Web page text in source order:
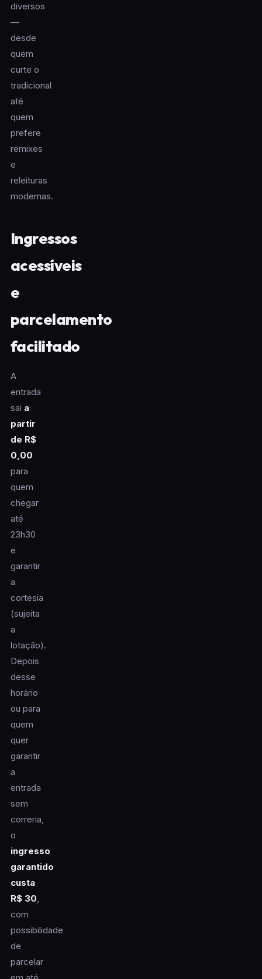
diversos
—
desde
quem
curte o
tradicional
até
quem
prefere
remixes
e
releituras
modernas.
Ingressos
acessíveis
e
parcelamento
facilitado
A
entrada
sai a
partir
de R$
0,00
para
quem
chegar
até
23h30
e
garantir
a
cortesia
(sujeita
a
lotação).
Depois
desse
horário
ou para
quem
quer
garantir
a
entrada
sem
correria,
o
ingresso
garantido
custa
R$ 30,
com
possibilidade
de
parcelar